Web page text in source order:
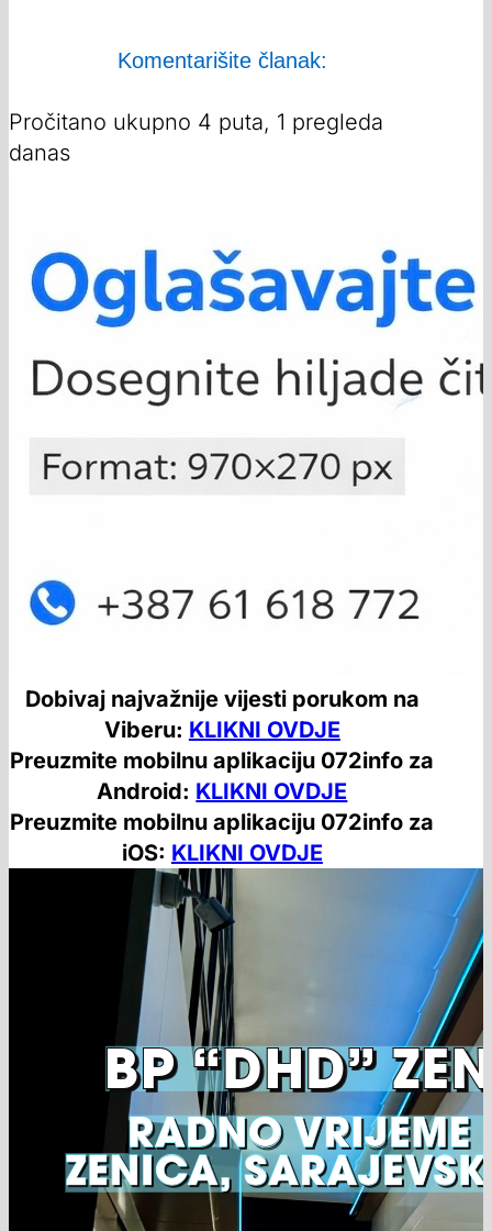
Komentarišite članak:
Pročitano ukupno 4 puta, 1 pregleda
danas
Dobivaj najvažnije vijesti porukom na
Viberu: KLIKNI OVDJE
Preuzmite mobilnu aplikaciju 072info za
Android: KLIKNI OVDJE
Preuzmite mobilnu aplikaciju 072info za
iOS: KLIKNI OVDJE